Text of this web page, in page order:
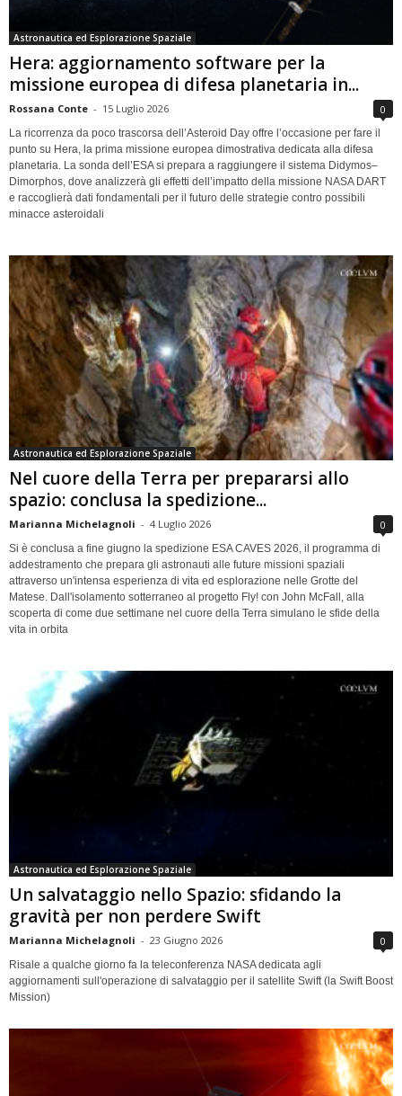
Astronautica ed Esplorazione Spaziale
Hera: aggiornamento software per la
missione europea di difesa planetaria in...
Rossana Conte - 15 Luglio 2026 0
La ricorrenza da poco trascorsa dell’Asteroid Day offre l’occasione per fare il
punto su Hera, la prima missione europea dimostrativa dedicata alla difesa
planetaria. La sonda dell’ESA si prepara a raggiungere il sistema Didymos–
Dimorphos, dove analizzerà gli effetti dell’impatto della missione NASA DART
e raccoglierà dati fondamentali per il futuro delle strategie contro possibili
minacce asteroidali
Astronautica ed Esplorazione Spaziale
Nel cuore della Terra per prepararsi allo
spazio: conclusa la spedizione...
Marianna Michelagnoli - 4 Luglio 2026 0
Si è conclusa a fine giugno la spedizione ESA CAVES 2026, il programma di
addestramento che prepara gli astronauti alle future missioni spaziali
attraverso un'intensa esperienza di vita ed esplorazione nelle Grotte del
Matese. Dall'isolamento sotterraneo al progetto Fly! con John McFall, alla
scoperta di come due settimane nel cuore della Terra simulano le sfide della
vita in orbita
Astronautica ed Esplorazione Spaziale
Un salvataggio nello Spazio: sfidando la
gravità per non perdere Swift
Marianna Michelagnoli - 23 Giugno 2026 0
Risale a qualche giorno fa la teleconferenza NASA dedicata agli
aggiornamenti sull'operazione di salvataggio per il satellite Swift (la Swift Boost
Mission)